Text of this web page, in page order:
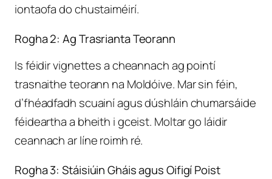
iontaofa do chustaiméirí.
Rogha 2: Ag Trasrianta Teorann
Is féidir vignettes a cheannach ag pointí
trasnaithe teorann na Moldóive. Mar sin féin,
d’fhéadfadh scuainí agus dúshláin chumarsáide
féideartha a bheith i gceist. Moltar go láidir
ceannach ar líne roimh ré.
Rogha 3: Stáisiúin Gháis agus Oifigí Poist